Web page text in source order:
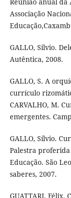
Associação
GALLO, Silvio.
Autêntica, 2008.
GALLO, S. A
currículo
CARVALHO, M.
emergentes.
GALLO, Sílvio.
Palestra
Educação. São
saberes, 2007.
GUATTARI, Félix.